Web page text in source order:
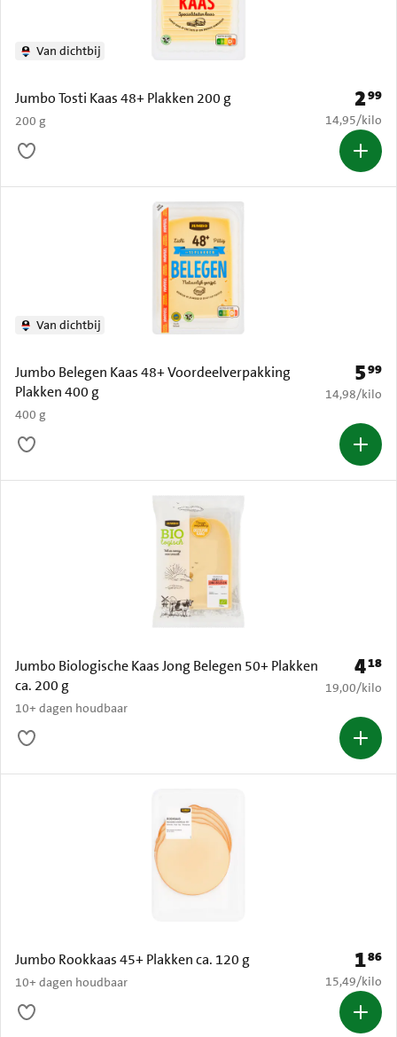
Jumbo Tosti Kaas 48+ Plakken 200 g
200 g
Van dichtbij
Prijs:
299
€ 14,95 per
14,95/kilo
Jumbo Belegen Kaas 48+ Voordeelverpakking
Plakken 400 g
400 g
Van dichtbij
Prijs:
599
€ 14,98 per
14,98/kilo
Jumbo Biologische Kaas Jong Belegen 50+ Plakken
ca. 200 g
10+ dagen houdbaar
Prijs:
418
€ 19,00 per
19,00/kilo
Jumbo Rookkaas 45+ Plakken ca. 120 g
10+ dagen houdbaar
Prijs:
186
€ 15,49 per
15,49/kilo